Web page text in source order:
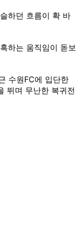
하던 흐름이 확 바
하는 움직임이 돋보
수원FC에 입단한
뛰며 무난한 복귀전